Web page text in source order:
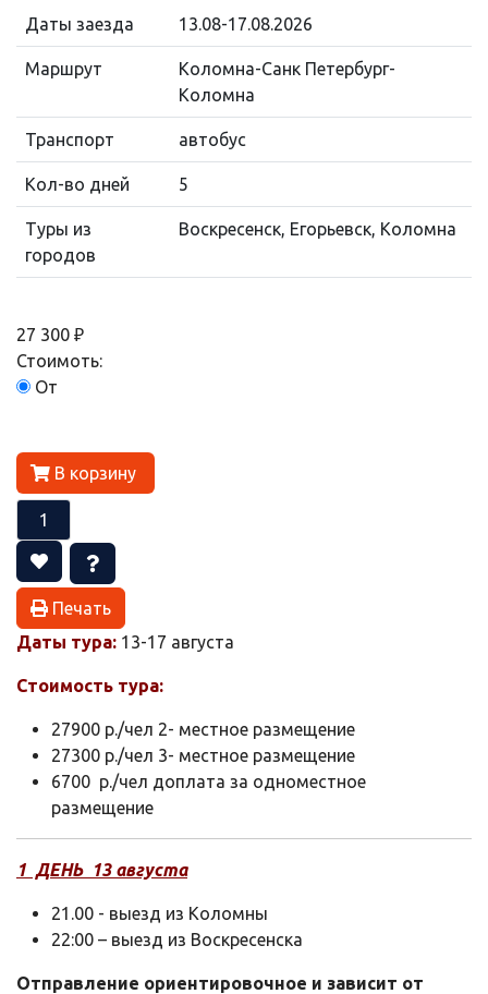
Даты заезда
13.08-17.08.2026
Маршрут
Коломна-Санк Петербург-
Коломна
Транспорт автобус
Кол-во дней 5
Туры из
городов
Воскресенск, Егорьевск, Коломна
27 300 ₽
Стоимоть:
От
В корзину
Печать
Даты тура: 13-17 августа
Стоимость тура:
27900 р./чел 2- местное размещение
27300 р./чел 3- местное размещение
6700 р./чел доплата за одноместное
размещение
1 ДЕНЬ 13 августа
21.00 - выезд из Коломны
22:00 – выезд из Воскресенска
Отправление ориентировочное и зависит от